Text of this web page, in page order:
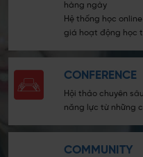
hàng ngày
Hệ thống học
giá hoạt động học
CONFERENCE
Hội thảo chuyên
năng lực từ những
COMMUNITY